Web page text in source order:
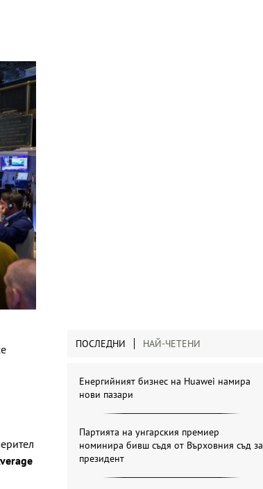
ПОСЛЕДНИ НАЙ-ЧЕТЕНИ
Енергийният бизнес на Huawei намира
нови пазари
Партията на унгарския премиер
номинира бивш съдя от Върховния съд за
президент